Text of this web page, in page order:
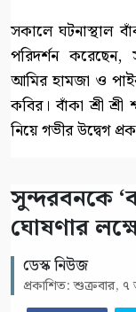
সকালে ঘটনাস্থাল
পরিদর্শন
আমির হামজা ও
কবির। বাঁকা শ্রী
নিয়ে গভীর উদ্বেগ
সুন্দরবনকে
ঘোষণার
ডেস্ক নিউজ
প্রকাশিত: শুক্রবার,